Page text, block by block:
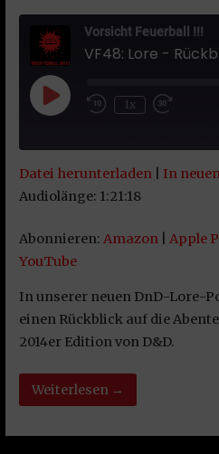
Vorsicht Feuerball !!!
Play Episode1x
Amazon
YouTube
TEILEN
EMBED
Datei herunterladen| In
Audiolänge: 1:21:18
Abonnieren: Amazon| Apple
YouTube
In unserer neuen DnD-Lore-
einen Rückblick auf die
2014er Edition von D&D.
Weiterlesen →